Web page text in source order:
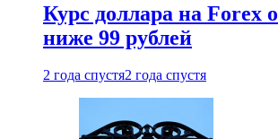
Курс доллара на Forex
ниже 99 рублей
2 года спустя2 года спустя